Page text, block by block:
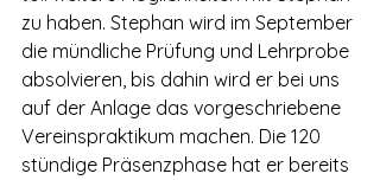
zu haben. Stephan wird im September
die mündliche Prüfung und Lehrprobe
absolvieren, bis dahin wird er bei uns
auf der Anlage das vorgeschriebene
Vereinspraktikum machen. Die 120
stündige Präsenzphase hat er bereits